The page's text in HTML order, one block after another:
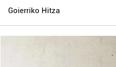
Goierriko Hitza